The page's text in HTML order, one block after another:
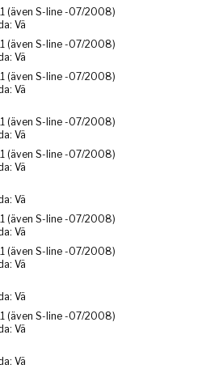
(även S-line -07/2008)
Vä
(även S-line -07/2008)
Vä
(även S-line -07/2008)
Vä
(även S-line -07/2008)
Vä
(även S-line -07/2008)
Vä
Vä
(även S-line -07/2008)
Vä
(även S-line -07/2008)
Vä
Vä
(även S-line -07/2008)
Vä
Vä